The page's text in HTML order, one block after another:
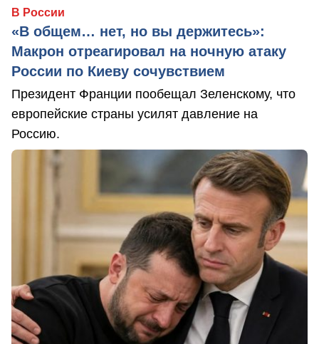
В России
«В общем… нет, но вы держитесь»:
Макрон отреагировал на ночную атаку
России по Киеву сочувствием
Президент Франции пообещал Зеленскому, что
европейские страны усилят давление на
Россию.